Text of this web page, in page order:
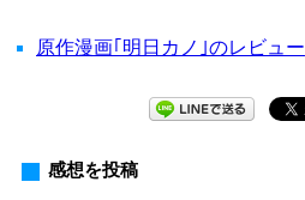
原作漫画｢明日カノ｣のレビュー
感想を投稿